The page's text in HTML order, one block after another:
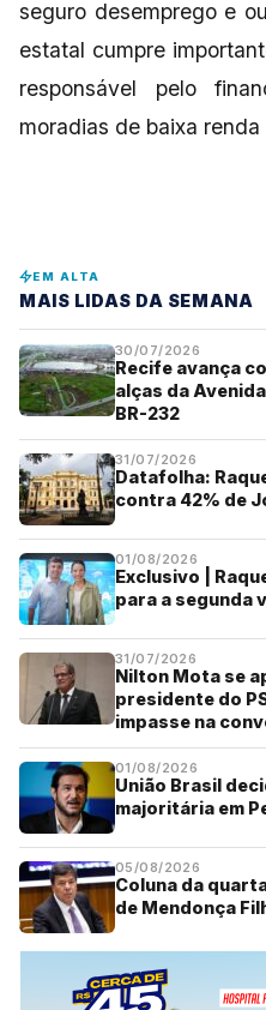
seguro desemprego e
estatal cumpre
responsável pelo
moradias de baixa renda
EM ALTA
MAIS LIDAS DA SEMANA
30/07/2026
Recife avança
alças da
BR-232
31/07/2026
Datafolha:
contra 42% de
01/08/2026
Exclusivo |
para a segunda
31/07/2026
Nilton Mota se
presidente do
impasse na
01/08/2026
União Brasil
majoritária em
05/08/2026
Coluna da
de Mendonça